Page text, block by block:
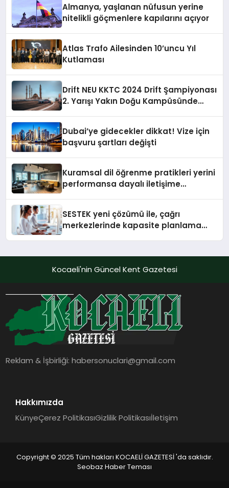
Almanya, yaşlanan nüfusun yerine
nitelikli göçmenlere kapılarını açıyor
Atlas Trafo Ailesinden 10’uncu Yıl
Kutlaması
Drift NEU KKTC 2024 Drift Şampiyonası
2. Yarışı Yakın Doğu Kampüsünde
Dubai’ye gidecekler dikkat! Vize için
başvuru şartları değişti
Kuramsal dil öğrenme pratikleri yerini
performansa dayalı iletişime
SESTEK yeni çözümü ile, çağrı
merkezlerinde kapasite planlama
Kocaeli'nin Güncel Kent Gazetesi
Reklam & İşbirliği:habersonuclari@gmail.com
Hakkımızda
KünyeÇerez PolitikasıGizlilik Politikasıİletişim
Copyright © 2025 Tüm hakları KOCAELİ GAZETESİ 'da saklıdır.
Seobaz Haber Teması